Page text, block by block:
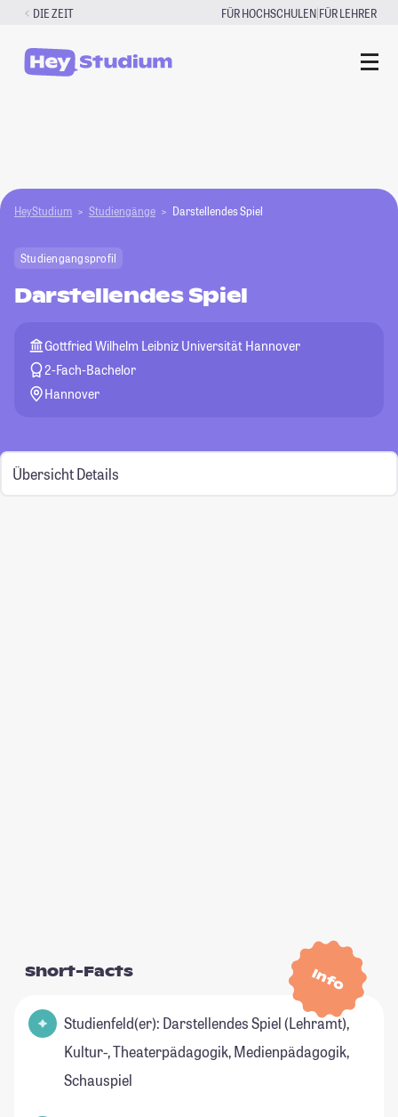
Zum
springen
DIE ZEIT FÜR HOCHSCHULEN|FÜR LEHRER
HeyStudium Studiengänge Darstellendes Spiel
Studiengangsprofil
Darstellendes Spiel
Gottfried Wilhelm Leibniz Universität Hannover
2-Fach-Bachelor
Hannover
Übersicht Details
Info
Short-Facts
Studienfeld(er): Darstellendes Spiel (Lehramt),
Kultur-, Theaterpädagogik, Medienpädagogik,
Schauspiel